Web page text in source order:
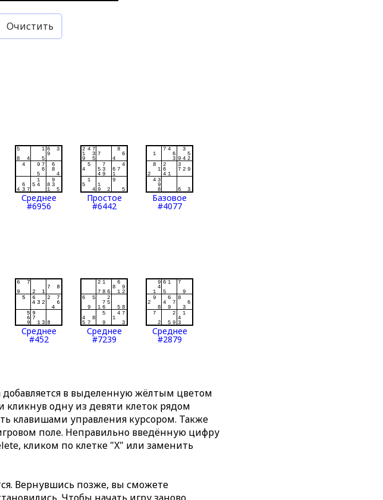
Очистить
Среднее
#6956
Простое
#6442
Базовое
#4077
Среднее
#452
Среднее
#7239
Среднее
#2879
в выделенную жёлтым цветом
кликнув одну из девяти клеток рядом
клавишами управления курсором. Также
поле. Неправильно введённую цифру
кликом по клетке "X" или заменить
Вернувшись позже, вы сможете